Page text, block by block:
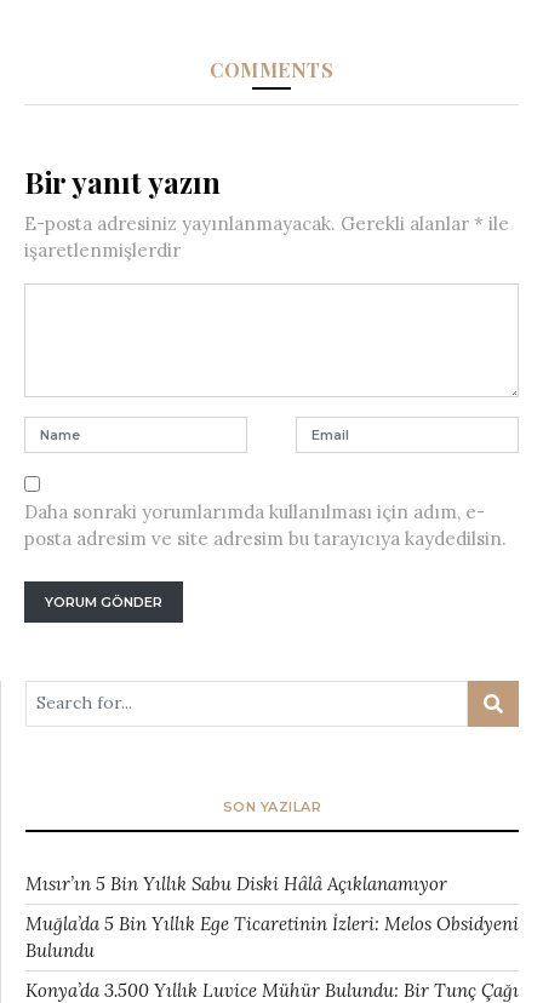
COMMENTS
Bir yanıt yazın
E-posta adresiniz yayınlanmayacak. Gerekli alanlar * ile
işaretlenmişlerdir
Daha sonraki yorumlarımda kullanılması için adım, e-
posta adresim ve site adresim bu tarayıcıya kaydedilsin.
SON YAZILAR
Mısır’ın 5 Bin Yıllık Sabu Diski Hâlâ Açıklanamıyor
Muğla’da 5 Bin Yıllık Ege Ticaretinin İzleri: Melos Obsidyeni
Bulundu
Konya’da 3.500 Yıllık Luvice Mühür Bulundu: Bir Tunç Çağı